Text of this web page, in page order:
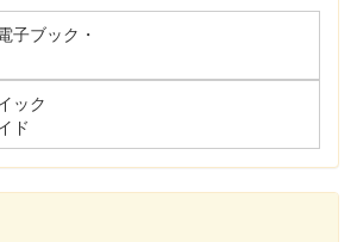
子ブック・
ック
ド